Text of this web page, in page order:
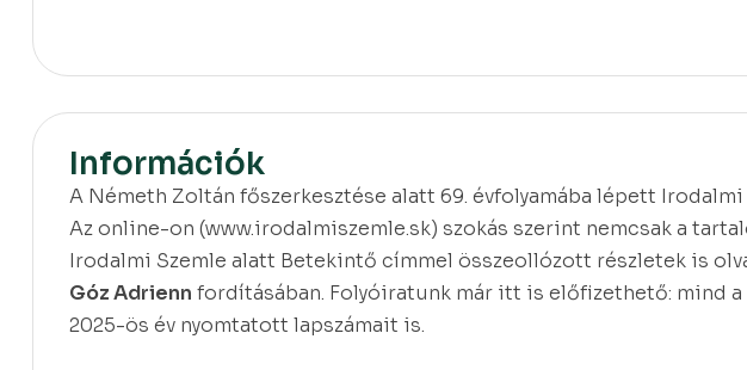
Információk
A Németh Zoltán főszerkesztése alatt 69. évfolyamába lépett
Az online-on (www.irodalmiszemle.sk) szokás szerint nemcsak a
Irodalmi Szemle alatt Betekintő címmel összeollózott részletek is
Góz Adrienn fordításában. Folyóiratunk már itt is előfizethető: mind
2025-ös év nyomtatott lapszámait is.